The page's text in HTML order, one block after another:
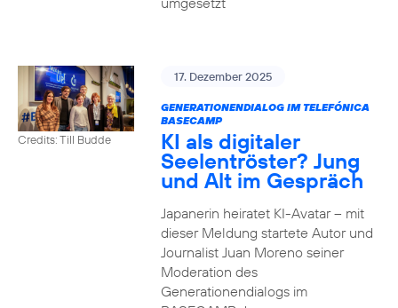
Credits: Till Budde
17. Dezember 2025
GENERATIONENDIALOG IM TELEFÓNICA
BASECAMP
KI als digitaler
Seelentröster? Jung
und Alt im Gespräch
Japanerin heiratet KI-Avatar – mit
dieser Meldung startete Autor und
Journalist Juan Moreno seiner
Moderation des
Generationendialogs im